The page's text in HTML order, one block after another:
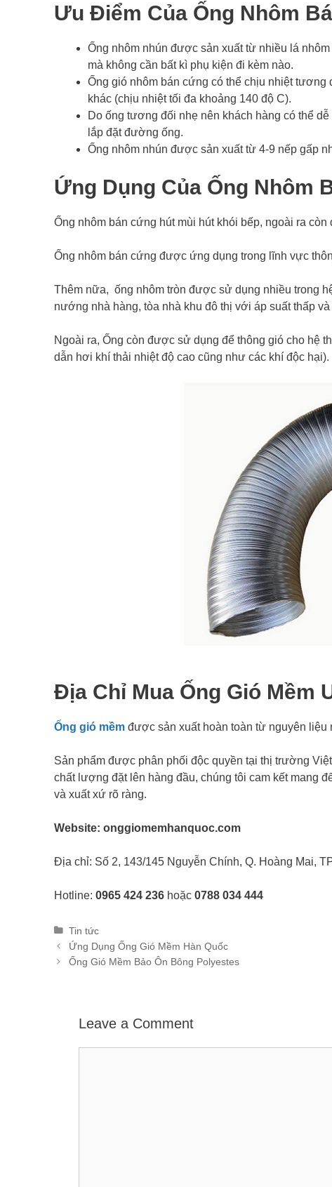
Ưu Điểm Của Ống Nhôm
Ống nhôm nhún được sản xuất từ nhiều lá
mà không cần bất kì phụ kiện đi kèm nào.
Ống gió nhôm bán cứng có thể chịu nhiệt
khác (chịu nhiệt tối đa khoảng 140 độ C).
Do ống tương đối nhẹ nên khách hàng có thể
lắp đặt đường ống.
Ống nhôm nhún được sản xuất từ 4-9 nếp gấp
Ứng Dụng Của Ống Nhôm
Ống nhôm bán cứng hút mùi hút khói bếp, ngoài ra
Ống nhôm bán cứng được ứng dụng trong lĩnh vực
Thêm nữa, ống nhôm tròn được sử dụng nhiều trong
nướng nhà hàng, tòa nhà khu đô thị với áp suất thấp và
Ngoài ra, Ống còn được sử dụng để thông gió cho hệ
dẫn hơi khí thải nhiệt độ cao cũng như các khí độc hại).
Địa Chỉ Mua Ống Gió Mềm
Ống gió mềm được sản xuất hoàn toàn từ nguyên liệu
Sản phẩm được phân phối độc quyền tại thị trường
chất lượng đặt lên hàng đầu, chúng tôi cam kết mang
và xuất xứ rõ ràng.
Website: onggiomemhanquoc.com
Địa chỉ: Số 2, 143/145 Nguyễn Chính, Q. Hoàng Mai,
Hotline: 0965 424 236 hoặc 0788 034 444
Categories
Tin tức
Post
navigation
Ứng Dụng Ống Gió Mềm Hàn Quốc
Ống Gió Mềm Bảo Ôn Bông Polyestes
Leave a Comment